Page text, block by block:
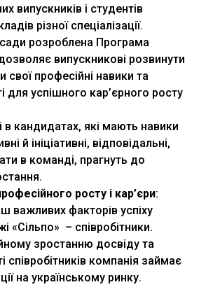
випускників і студентів
різної спеціалізації.
розроблена Програма
випускникові розвинути
свої професійні навики та
для успішного кар’єрного росту
в кандидатах, які мають навики
й ініціативні, відповідальні,
в команді, прагнуть до
росту і кар’єри:
важливих факторів успіху
«Сільпо» – співробітники.
зростанню досвіду та
співробітників компанія займає
на українському ринку.